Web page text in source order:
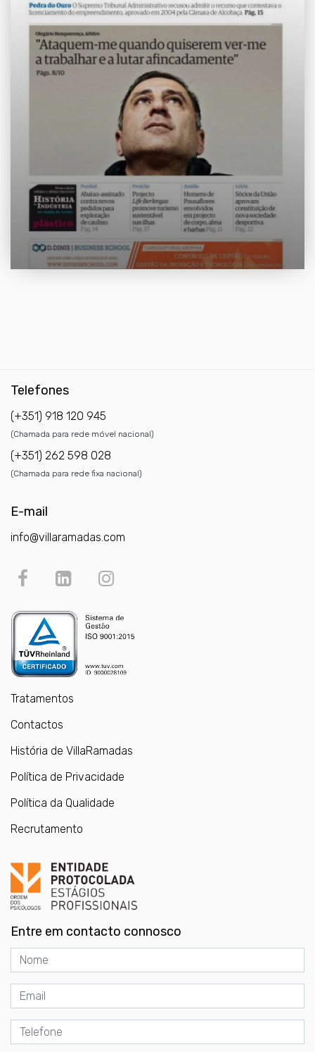
Telefones
(+351) 918 120 945
(Chamada para rede móvel nacional)
(+351) 262 598 028
(Chamada para rede fixa nacional)
E-mail
info@villaramadas.com
Tratamentos
Contactos
História de VillaRamadas
Política de Privacidade
Política da Qualidade
Recrutamento
Entre em contacto connosco